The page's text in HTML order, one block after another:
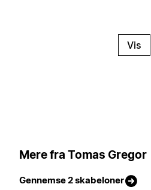
Vis
Mere fra Tomas Gregor
Gennemse 2 skabeloner